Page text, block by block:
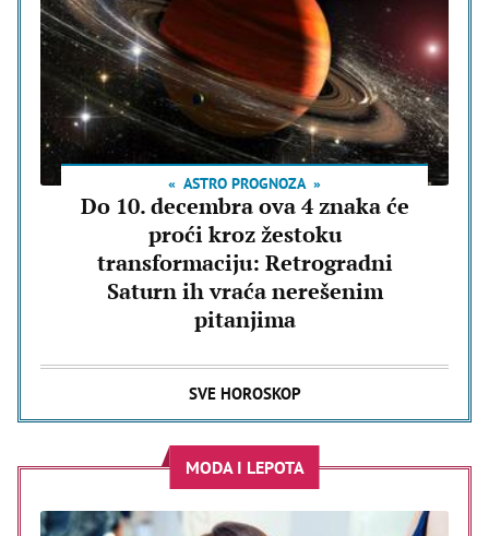
ASTRO PROGNOZA
Do 10. decembra ova 4 znaka će
proći kroz žestoku
transformaciju: Retrogradni
Saturn ih vraća nerešenim
pitanjima
SVE HOROSKOP
MODA I LEPOTA